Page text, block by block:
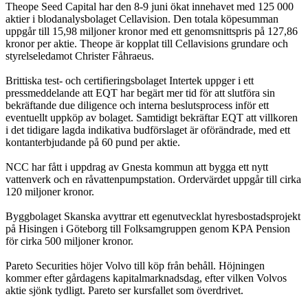
Theope Seed Capital har den 8-9 juni ökat innehavet med 125 000
aktier i blodanalysbolaget Cellavision. Den totala köpesumman
uppgår till 15,98 miljoner kronor med ett genomsnittspris på 127,86
kronor per aktie. Theope är kopplat till Cellavisions grundare och
styrelseledamot Christer Fåhraeus.
Brittiska test- och certifieringsbolaget Intertek uppger i ett
pressmeddelande att EQT har begärt mer tid för att slutföra sin
bekräftande due diligence och interna beslutsprocess inför ett
eventuellt uppköp av bolaget. Samtidigt bekräftar EQT att villkoren
i det tidigare lagda indikativa budförslaget är oförändrade, med ett
kontanterbjudande på 60 pund per aktie.
NCC har fått i uppdrag av Gnesta kommun att bygga ett nytt
vattenverk och en råvattenpumpstation. Ordervärdet uppgår till cirka
120 miljoner kronor.
Byggbolaget Skanska avyttrar ett egenutvecklat hyresbostadsprojekt
på Hisingen i Göteborg till Folksamgruppen genom KPA Pension
för cirka 500 miljoner kronor.
Pareto Securities höjer Volvo till köp från behåll. Höjningen
kommer efter gårdagens kapitalmarknadsdag, efter vilken Volvos
aktie sjönk tydligt. Pareto ser kursfallet som överdrivet.